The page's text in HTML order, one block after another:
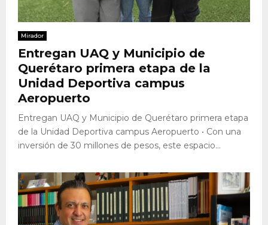
Mirador
Entregan UAQ y Municipio de
Querétaro primera etapa de la
Unidad Deportiva campus
Aeropuerto
Entregan UAQ y Municipio de Querétaro primera etapa
de la Unidad Deportiva campus Aeropuerto • Con una
inversión de 30 millones de pesos, este espacio...